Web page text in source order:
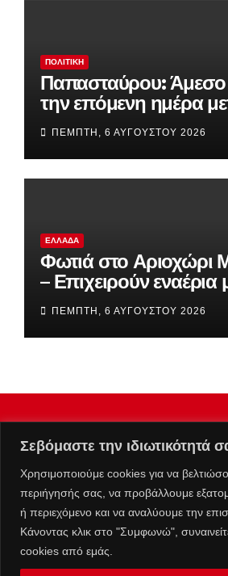
Σεβόμαστε την ιδιωτικότητά
Χρησιμοποιούμε cookies για να
περιήγησής σας, να προβάλλουμε
ή περιεχόμενο και να αναλύουμε την
Κάνοντας κλικ στο "Συμφωνώ",
cookies από εμάς.
ΠΟΛΙΤΙΚΉ
Παπασταύρου: Άμεσο
την επόμενη ημέρα
φωτιά στην Αττική –
Χαρτογράφηση, έργα
Σεπτέμβριο και 25
αποκατάσταση
ΠΈΜΠΤΗ, 6 ΑΥΓΟΎΣΤΟΥ 2026
ΕΛΛΆΔΑ
Φωτιά στο Αριοχώρι
– Επιχειρούν εναέρια
ΠΈΜΠΤΗ, 6 ΑΥΓΟΎΣΤΟΥ 2026